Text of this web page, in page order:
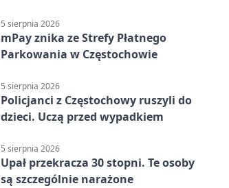
5 sierpnia 2026
mPay znika ze Strefy Płatnego
Parkowania w Częstochowie
5 sierpnia 2026
Policjanci z Częstochowy ruszyli do
dzieci. Uczą przed wypadkiem
5 sierpnia 2026
Upał przekracza 30 stopni. Te osoby
są szczególnie narażone